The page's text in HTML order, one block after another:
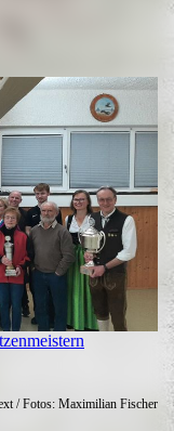
/ Fotos: Maximilian Fischer